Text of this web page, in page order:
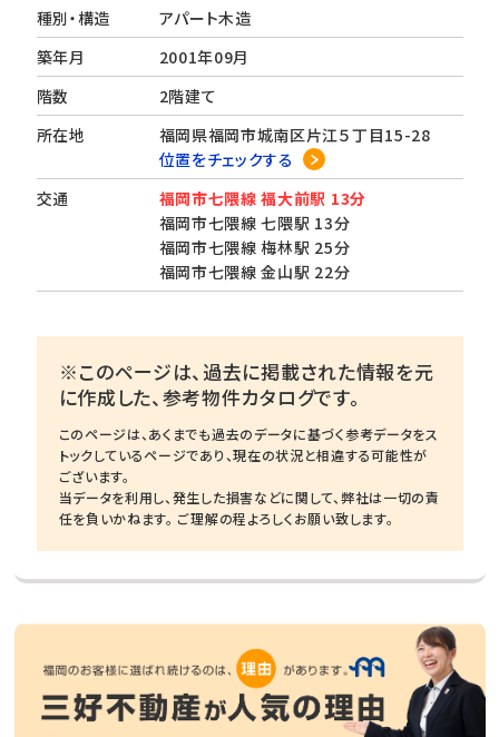
種別・構造
アパート木造
築年月
2001年09月
階数
2階建て
所在地
福岡県福岡市城南区片江５丁目15-28
位置をチェックする
交通
福岡市七隈線 福大前駅 13分
福岡市七隈線 七隈駅 13分
福岡市七隈線 梅林駅 25分
福岡市七隈線 金山駅 22分
※このページは、過去に掲載された情報を元
に作成した、参考物件カタログです。
このページは、あくまでも過去のデータに基づく参考データをス
トックしているページであり、現在の状況と相違する可能性が
ございます。
当データを利用し、発生した損害などに関して、弊社は一切の責
任を負いかねます。 ご理解の程よろしくお願い致します。